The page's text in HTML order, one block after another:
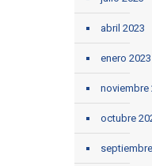
abril 2023
enero 2023
noviembre
octubre